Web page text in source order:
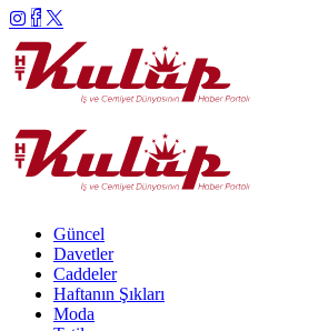
Güncel
Davetler
Caddeler
Haftanın Şıkları
Moda